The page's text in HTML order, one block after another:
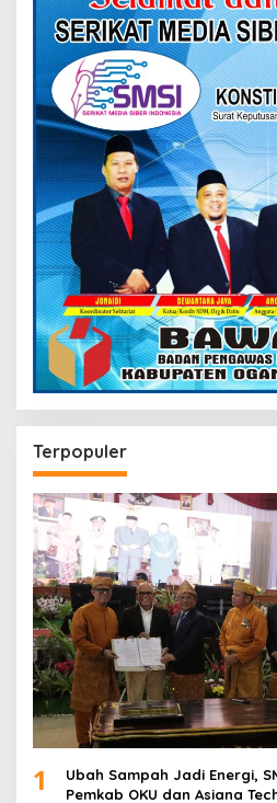
Terpopuler
1
Ubah Sampah Jadi Energi,
Pemkab OKU dan Asiana